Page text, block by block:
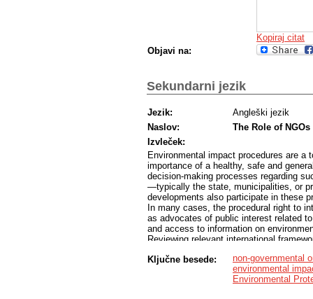
Kopiraj citat
Objavi na:
Sekundarni jezik
Jezik:
Angleški jezik
Naslov:
The Role of
Izvleček:
Environmental impact procedures are a
importance of a healthy, safe and
decision-making processes regarding
—typically the state, municipalities, or
developments also participate in these
In many cases, the procedural right to
as advocates of public interest related
and access to information on
Reviewing relevant international
verification, I apply these findings to
adequacy of Slovenia's legal
However, I address certain open
Ključne besede:
non-governmental
environmental
Environmental